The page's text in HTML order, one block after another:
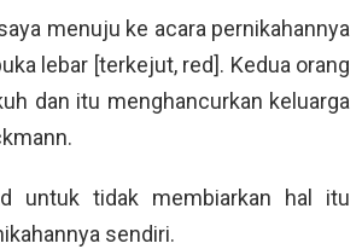
menuju ke acara pernikahannya
lebar [terkejut, red]. Kedua orang
dan itu menghancurkan keluarga
untuk tidak membiarkan hal itu
sendiri.